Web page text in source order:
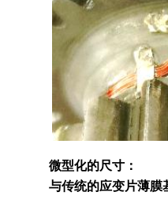
微型化的尺寸：
与传统的应变片薄膜